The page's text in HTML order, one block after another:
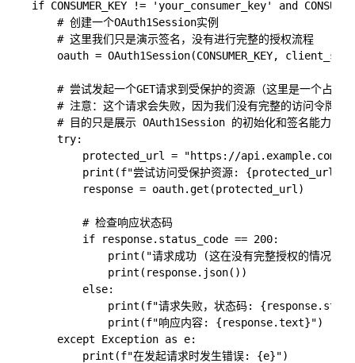
if CONSUMER_KEY != 'your_consumer_key' and
    # 创建一个OAuth1Session实例
    # 这里我们只是演示签名，没有进行完整的授权流程
oauth = OAuth1Session(CONSUMER_KEY,
# 尝试发起一个GET请求到受保护的资源（这里是一个占位
    # 注意：这个请求会失败，因为我们没有完整的访问令牌
    # 目的只是展示 OAuth1Session 的初始化和签名能力
    try:
protected_url = "https://api.example.com/
        print(f"尝试访问受保护资源: {protected_url}")
        response = oauth.get(protected_url)
        # 检查响应状态码
        if response.status_code == 200:
print("请求成功 (这在没有完整授权的情况下
            print(response.json())
        else:
print(f"请求失败，状态码:
            print(f"响应内容: {response.text}")
    except Exception as e:
        print(f"在发起请求时发生错误: {e}")